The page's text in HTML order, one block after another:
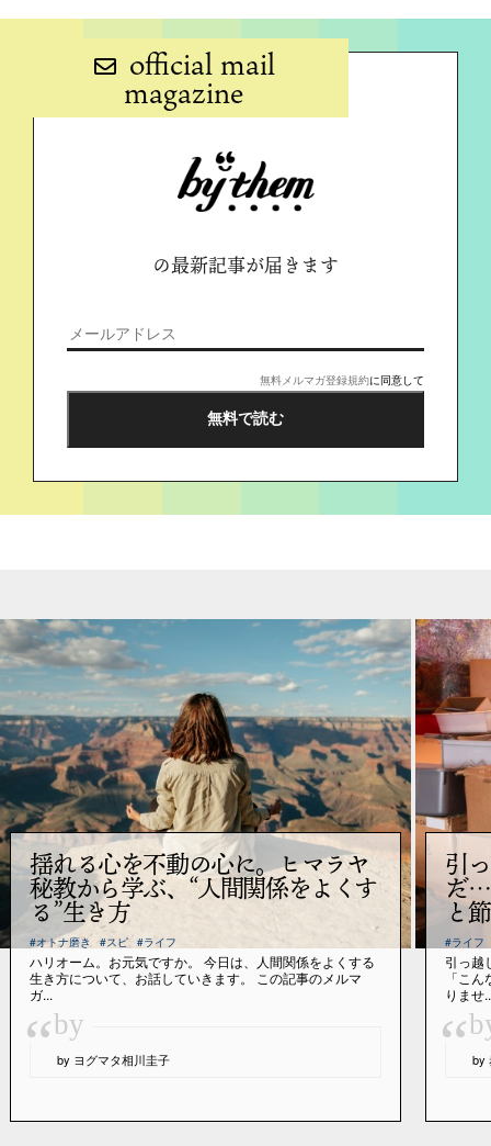
official mail
magazine
の最新記事が届きます
無料メルマガ登録規約に同意して
揺れる心を不動の心に。ヒマラヤ
秘教から学ぶ、“人間関係をよくす
る”生き方
#オトナ磨き #スピ #ライフ
ハリオーム。お元気ですか。 今日は、人間関係をよくする
生き方について、お話していきます。 この記事のメルマ
ガ...
“by
by ヨグマタ相川圭子
引
だ…
と
#ライフ
引っ越
「こ
りませ
“ by